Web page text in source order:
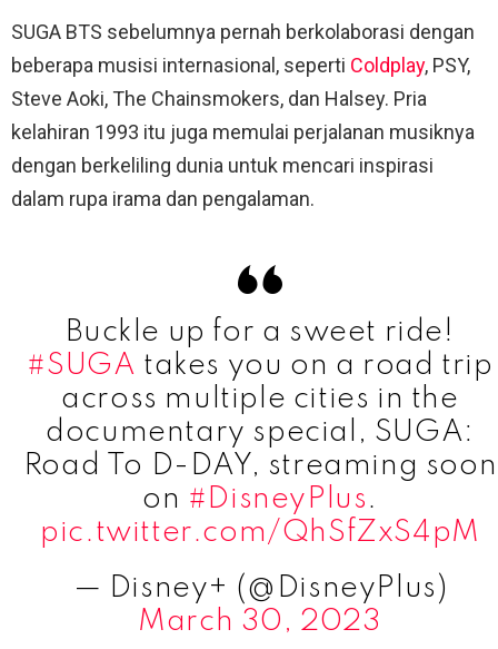
SUGA BTS sebelumnya pernah berkolaborasi dengan
beberapa musisi internasional, seperti Coldplay, PSY,
Steve Aoki, The Chainsmokers, dan Halsey. Pria
kelahiran 1993 itu juga memulai perjalanan musiknya
dengan berkeliling dunia untuk mencari inspirasi
dalam rupa irama dan pengalaman.
Buckle up for a sweet ride!
#SUGA takes you on a road trip
across multiple cities in the
documentary special, SUGA:
Road To D-DAY, streaming soon
on #DisneyPlus.
pic.twitter.com/QhSfZxS4pM
— Disney+ (@DisneyPlus)
March 30, 2023